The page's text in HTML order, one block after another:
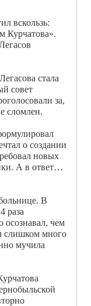
вскользь:
Курчатова».
стала
совет
за,
сломлен.
о создании
новых
А в ответ…
В
раза
чем
слишком много
мучила